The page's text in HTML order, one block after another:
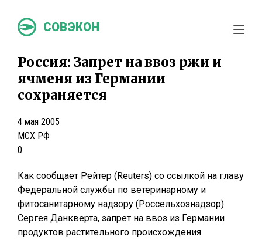
СОВЭКОН
Россия: Запрет на ввоз ржи и
ячменя из Германии
сохраняется
4 мая 2005
МСХ РФ
0
Как сообщает Рейтер (Reuters) со ссылкой на главу
Федеральной службы по ветеринарному и
фитосанитарному надзору (Россельхознадзор)
Сергея Данкверта, запрет на ввоз из Германии
продуктов растительного происхождения